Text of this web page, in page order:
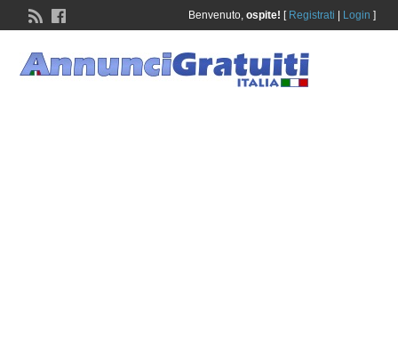
Benvenuto, ospite! [ Registrati Login ]